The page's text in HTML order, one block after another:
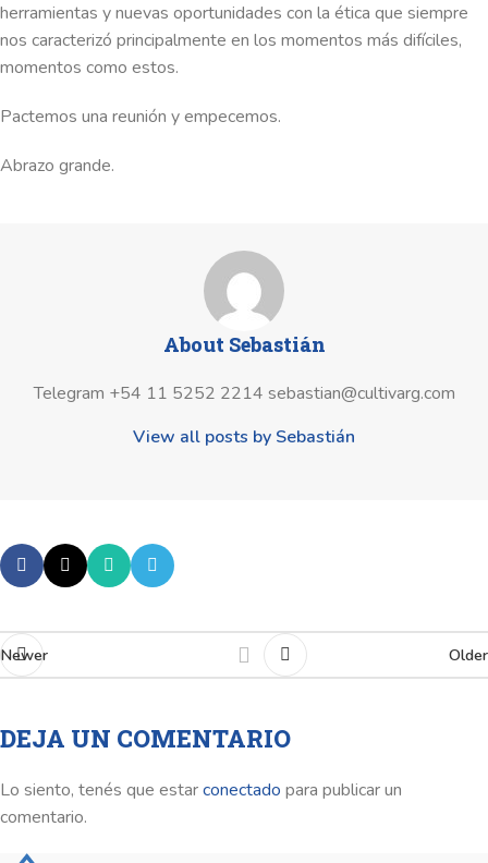
herramientas y nuevas oportunidades con la ética que siempre
nos caracterizó principalmente en los momentos más difíciles,
momentos como estos.
Pactemos una reunión y empecemos.
Abrazo grande.
About Sebastián
Telegram +54 11 5252 2214 sebastian@cultivarg.com
View all posts by Sebastián
Newer Older
DEJA UN COMENTARIO
Lo siento, tenés que estarconectado para publicar un
comentario.